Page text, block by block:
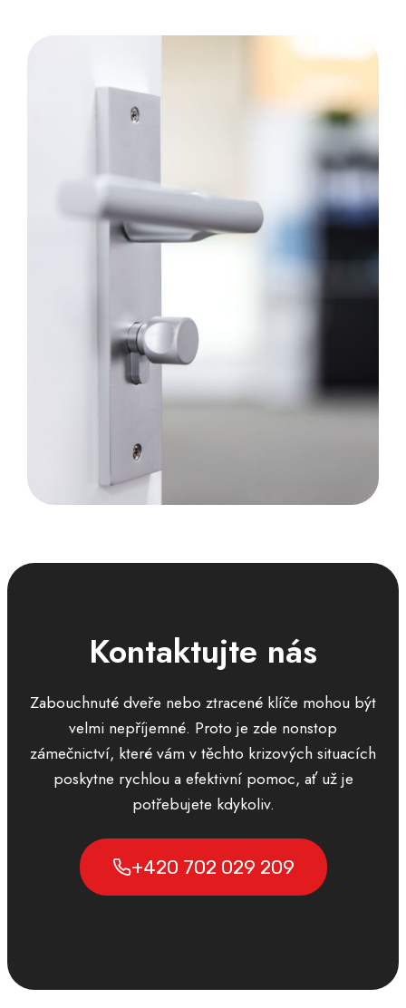
Kontaktujte nás
Zabouchnuté dveře nebo ztracené klíče mohou být
velmi nepříjemné. Proto je zde nonstop
zámečnictví, které vám v těchto krizových situacích
poskytne rychlou a efektivní pomoc, ať už je
potřebujete kdykoliv.
+420 702 029 209